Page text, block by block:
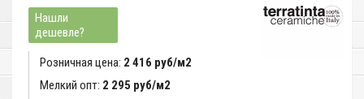
Нашли
дешевле?
Розничная цена: 2 416 руб/м2
Мелкий опт: 2 295 руб/м2